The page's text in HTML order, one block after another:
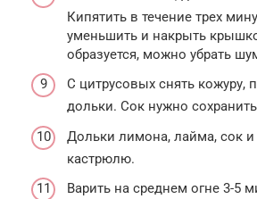
Кипятить в течение трех
уменьшить и накрыть
образуется, можно убрать
С цитрусовых снять кожуру,
дольки. Сок нужно
Дольки лимона, лайма, сок
кастрюлю.
Варить на среднем огне 3-5